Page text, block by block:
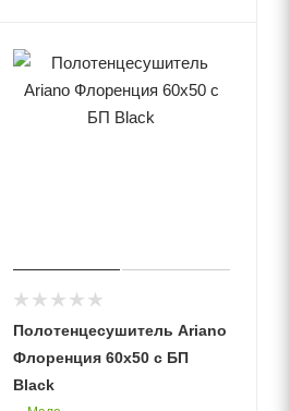
Полотенцесушитель Ariano
Флоренция 60х50 с БП
Black